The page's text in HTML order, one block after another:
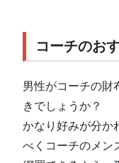
コーチのお
男性がコーチの財
きでしょうか？
かなり好みが分か
べくコーチのメン